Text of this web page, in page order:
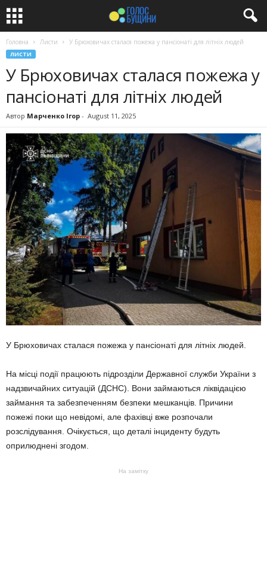
Головна Листи У Брюховичах сталася пожежа у пансіонаті для літніх людей
ЛИСТИ
У Брюховичах сталася пожежа у
пансіонаті для літніх людей
Автор Марченко Ігор - August 11, 2025
У Брюховичах сталася пожежа у пансіонаті для літніх людей.
На місці події працюють підрозділи Державної служби України з
надзвичайних ситуацій (ДСНС). Вони займаються ліквідацією
займання та забезпеченням безпеки мешканців. Причини
пожежі поки що невідомі, але фахівці вже розпочали
розслідування. Очікується, що деталі інциденту будуть
оприлюднені згодом.
На замітку